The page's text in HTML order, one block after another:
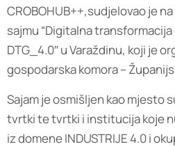
CROBOHUB++,sudjelovao je
sajmu “Digitalna
DTG_4.0″ u Varaždinu, koji je
gospodarska komora –
Sajam je osmišljen kao mjesto
tvrtki te tvrtki i institucija koje
iz domene INDUSTRIJE 4.0 i